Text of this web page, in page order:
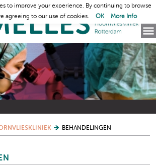
BEHANDELINGEN
to improve your experience. By continuing to browse
agreeing to our use of cookies.
OK More Info